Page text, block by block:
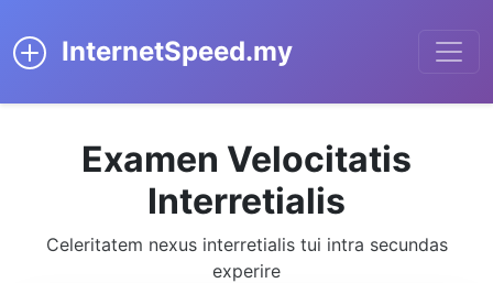
InternetSpeed.my
Examen Velocitatis
Interretialis
Celeritatem nexus interretialis tui intra secundas
experire